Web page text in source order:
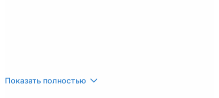
Показать полностью